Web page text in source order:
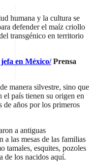
humana y la cultura se
defender el maíz criollo
transgénico en territorio
en México/Prensa
manera silvestre, sino que
el país tienen su origen en
de años por los primeros
a antiguas
a las mesas de las familias
tamales, esquites, pozoles
de los nacidos aquí.